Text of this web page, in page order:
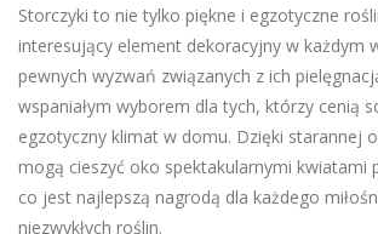
Storczyki to nie tylko piękne i egzotyczne
interesujący element dekoracyjny w każdym
pewnych wyzwań związanych z ich
wspaniałym wyborem dla tych, którzy cenią
egzotyczny klimat w domu. Dzięki starannej
mogą cieszyć oko spektakularnymi kwiatami
co jest najlepszą nagrodą dla każdego
niezwykłych roślin.